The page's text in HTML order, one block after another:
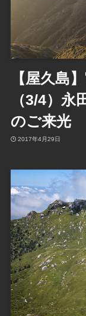
【屋久島
（3/4）
のご来光
2017年4月29日